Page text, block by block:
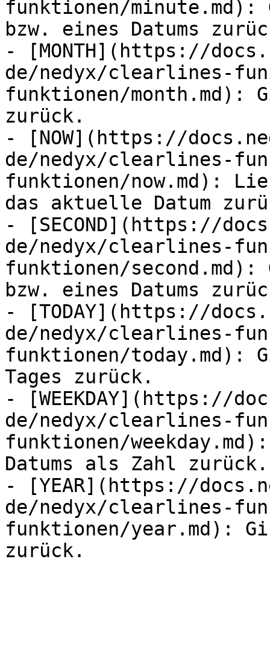
funktionen/
bzw. eines Datums
- [MONTH](https://
de/nedyx/clearlines-
funktionen/month.md):
zurück.
- [NOW](https://
de/nedyx/clearlines-
funktionen/now.md):
das aktuelle Datum
- [SECOND](https://
de/nedyx/clearlines-
funktionen/
bzw. eines Datums
- [TODAY](https://
de/nedyx/clearlines-
funktionen/today.md):
Tages zurück.
- [WEEKDAY](https://
de/nedyx/clearlines-
funktionen/
Datums als Zahl zurück.
- [YEAR](https://
de/nedyx/clearlines-
funktionen/year.md):